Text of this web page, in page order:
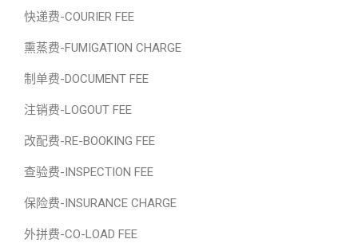
快递费-COURIER FEE
熏蒸费-FUMIGATION CHARGE
制单费-DOCUMENT FEE
注销费-LOGOUT FEE
改配费-RE-BOOKING FEE
查验费-INSPECTION FEE
保险费-INSURANCE CHARGE
外拼费-CO-LOAD FEE